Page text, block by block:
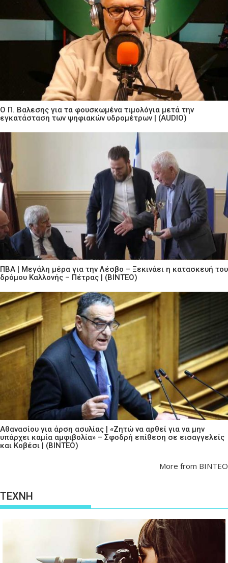
Ο Π. Βαλεσης για τα φουσκωμένα τιμολόγια μετά την
εγκατάσταση των ψηφιακών υδρομέτρων | (AUDIO)
ΠΒΑ | Μεγάλη μέρα για την Λέσβο – Ξεκινάει η κατασκευή του
δρόμου Καλλονής – Πέτρας | (ΒΙΝΤΕΟ)
Αθανασίου για άρση ασυλίας | «Ζητώ να αρθεί για να μην
υπάρχει καμία αμφιβολία» – Σφοδρή επίθεση σε εισαγγελείς
και Κοβέσι | (ΒΙΝΤΕΟ)
More from ΒΙΝΤΕΟ
ΤΕΧΝΗ